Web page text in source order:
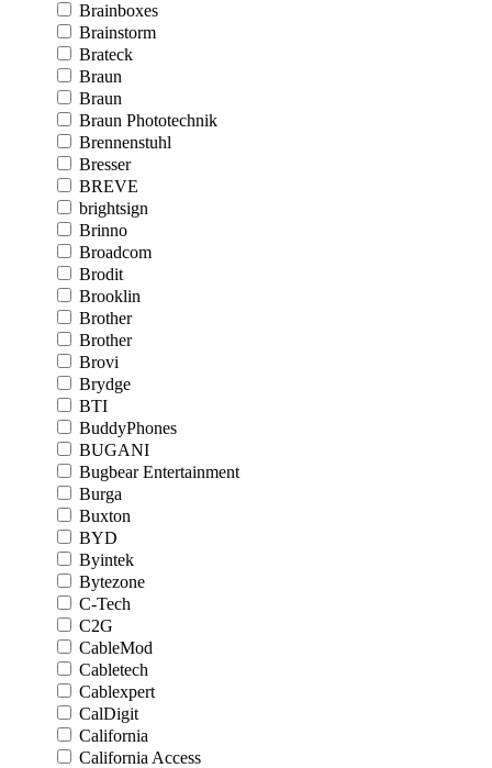
Brainboxes
Brainstorm
Brateck
Braun
Braun
Braun Phototechnik
Brennenstuhl
Bresser
BREVE
brightsign
Brinno
Broadcom
Brodit
Brooklin
Brother
Brother
Brovi
Brydge
BTI
BuddyPhones
BUGANI
Bugbear Entertainment
Burga
Buxton
BYD
Byintek
Bytezone
C-Tech
C2G
CableMod
Cabletech
Cablexpert
CalDigit
California
California Access